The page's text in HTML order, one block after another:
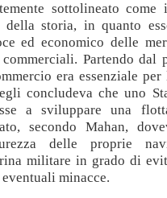
sottolineato come
storia, in quanto
ed economico delle
Partendo dal
era essenziale per
concludeva che uno
a sviluppare una
secondo Mahan,
delle proprie
militare in grado di
minacce.